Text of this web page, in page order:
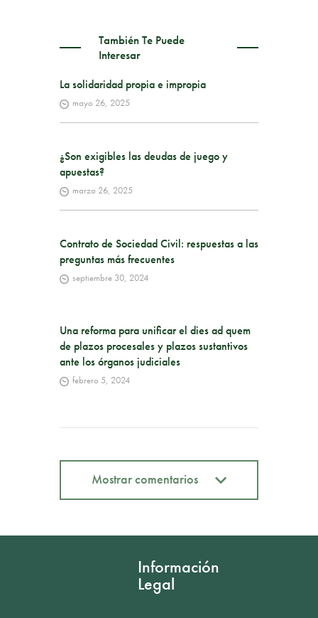
También Te Puede
Interesar
La solidaridad propia e impropia
mayo 26, 2025
¿Son exigibles las deudas de juego y
apuestas?
marzo 26, 2025
Contrato de Sociedad Civil: respuestas a las
preguntas más frecuentes
septiembre 30, 2024
Una reforma para unificar el dies ad quem
de plazos procesales y plazos sustantivos
ante los órganos judiciales
febrero 5, 2024
Mostrar comentarios
Información
Legal